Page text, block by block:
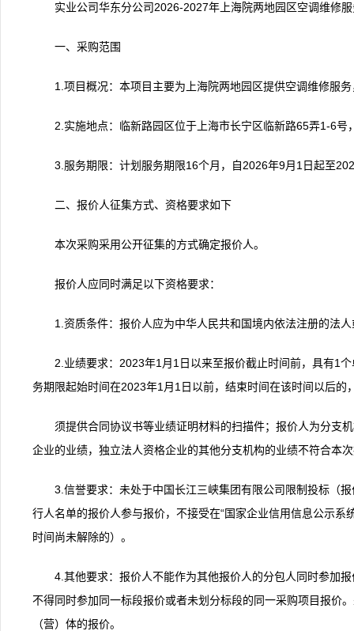
实业公司华东分公司2026-2027年上海院两地园区空调维修
一、采购范围
1.项目概况：本项目主要为上海院两地园区提供空调维修服
2.实施地点：临新路园区位于上海市长宁区临新路65弄1-6
3.服务期限：计划服务期限16个月，自2026年9月1日起至
二、报价人征集方式、资格要求如下
本次采购采用公开征集的方式确定报价人。
报价人应同时满足以下资格要求：
1.资质条件：报价人应为中华人民共和国境内依法注册的法
2.业绩要求：2023年1月1日以来至报价截止时间前，具有1
务期限起始时间在2023年1月1日以前，结束时间在该时间以后的
须提供合同协议书等业绩证明材料的扫描件；报价人为分支
企业的业绩，独立法人资格企业的其他分支机构的业绩不符合本
3.信誉要求：未处于中国长江三峡集团有限公司限制投标（
行人名单的报价人参与报价，不接受在“国家企业信用信息公示
时间尚未解除的）。
4.其他要求：报价人不能作为其他报价人的分包人同时参加
不得同时参加同一标段报价或者未划分标段的同一采购项目报价
（营）体的报价。